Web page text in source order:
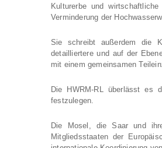
Kulturerbe und
Verminderung der
Sie schreibt außerdem die
detailliertere und auf der
mit einem gemeinsamen
Die HWRM-RL überlässt es
festzulegen.
Die Mosel, die Saar und
Mitgliedsstaaten der